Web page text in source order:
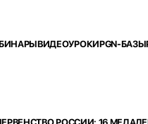
ВИДЕОУРОКИPGN-БАЗЫ